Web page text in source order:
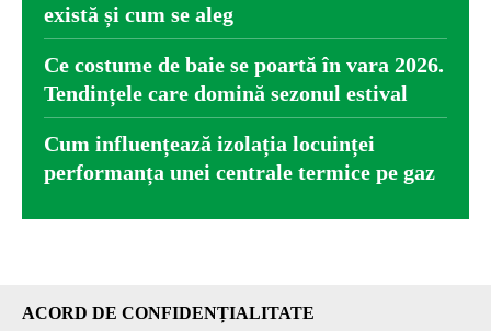
există și cum se aleg
Ce costume de baie se poartă în vara 2026.
Tendințele care domină sezonul estival
Cum influențează izolația locuinței
performanța unei centrale termice pe gaz
ACORD DE CONFIDENȚIALITATE